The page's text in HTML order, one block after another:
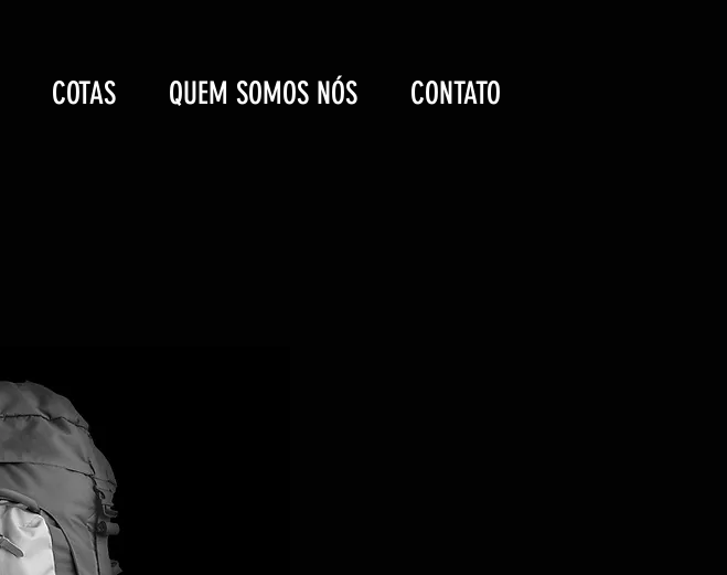
COTAS QUEM SOMOS NÓS CONTATO